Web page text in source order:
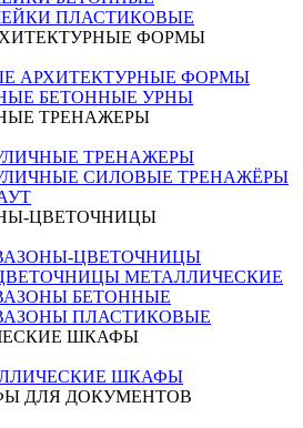
ПЛАСТИКОВЫЕ
ФОРМЫ
АРХИТЕКТУРНЫЕ ФОРМЫ
БЕТОННЫЕ УРНЫ
ТРЕНАЖЕРЫ
ТРЕНАЖЕРЫ
СИЛОВЫЕ ТРЕНАЖЁРЫ
ЦВЕТОЧНИЦЫ
ЦВЕТОЧНИЦЫ
МЕТАЛЛИЧЕСКИЕ
БЕТОННЫЕ
ПЛАСТИКОВЫЕ
ШКАФЫ
ШКАФЫ
ДЛЯ ДОКУМЕНТОВ